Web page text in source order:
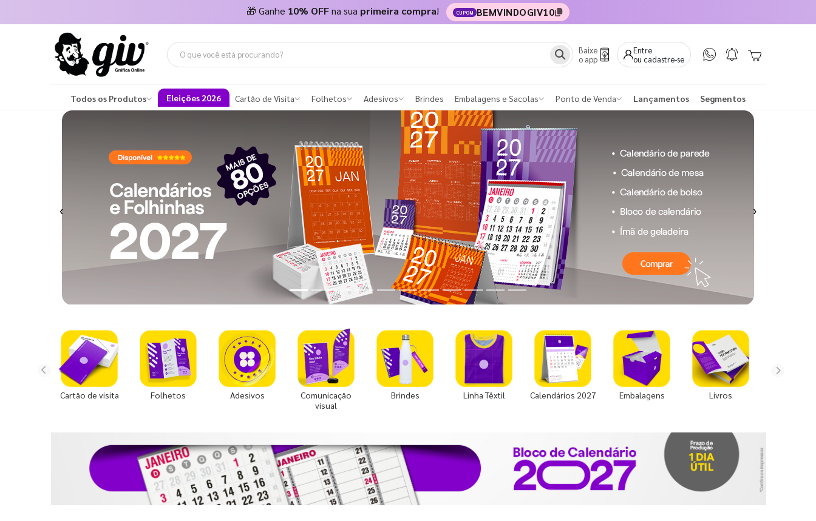
🎁 Ganhe 10% OFFna sua primeira compra! CUPOM BEMVINDOGIV10
Baixe
o app
Entre
ou cadastre-se
Todos os Produtos Eleições 2026 Cartão de Visita Folhetos Adesivos Brindes Embalagens e Sacolas Ponto de Venda Lançamentos Segmentos
Previous Next
Cartão de visita Folhetos Adesivos
Comunicação
visual
Brindes Linha Têxtil Calendários 2027 Embalagens Livros